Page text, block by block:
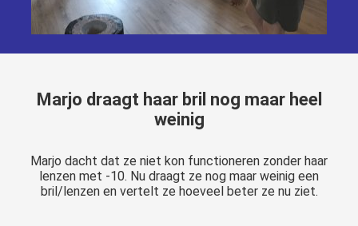
Marjo draagt haar bril nog maar heel
weinig
Marjo dacht dat ze niet kon functioneren zonder haar
lenzen met -10. Nu draagt ze nog maar weinig een
bril/lenzen en vertelt ze hoeveel beter ze nu ziet.